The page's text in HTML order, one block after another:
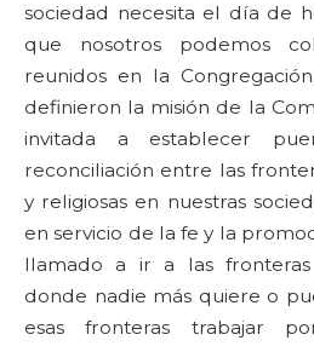
sociedad necesita el día de
que nosotros podemos
reunidos en la
definieron la misión de la
invitada a establecer
reconciliación entre las
y religiosas en nuestras
en servicio de la fe y la
llamado a ir a las fronteras
donde nadie más quiere o
esas fronteras trabajar